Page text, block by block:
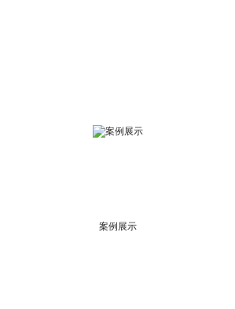
案例展示